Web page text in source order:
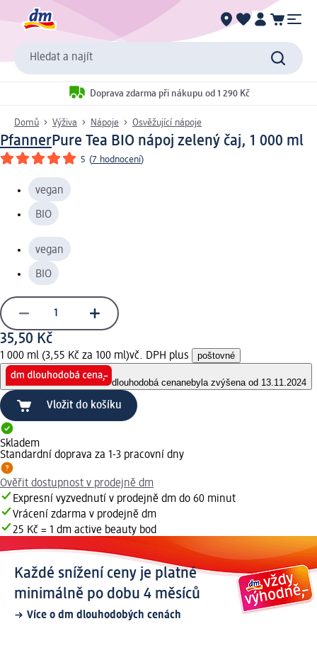
Hledat a najít
Doprava zdarma při nákupu od 1 290 Kč
Domů Výživa Nápoje Osvěžující nápoje
PfannerPure Tea BIO nápoj zelený čaj, 1 000 ml
5 (7 hodnocení)
vegan
BIO
vegan
BIO
35,50 Kč
1 000 ml (3,55 Kč za 100 ml)vč. DPH plus poštovné
dlouhodobá cenanebyla zvýšena od 13.11.2024
Vložit do košíku
Skladem
Standardní doprava za 1-3 pracovní dny
Ověřit dostupnost v prodejně dm
Expresní vyzvednutí v prodejně dm do 60 minut
Vrácení zdarma v prodejně dm
25 Kč = 1 dm active beauty bod
Každé snížení ceny je platné
minimálně po dobu 4 měsíců
Více o dm dlouhodobých cenách